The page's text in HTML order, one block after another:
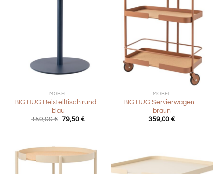
MÖBEL
BIG HUG Beistelltisch rund –
blau
159,00€ Ursprünglicher
79,50€Aktueller
MÖBEL
BIG HUG Servierwagen –
braun
359,00 €